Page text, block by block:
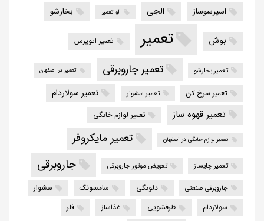
اسپرسوساز الجی الو تعمیر بخارشو
بوش تعمیر تعمیر اتوپرس
تعمیر بخارشو تعمیر جاروبرقی تعمیر در اصفهان
تعمیر سرخ کن تعمیر سشوار تعمیر سولاردام
تعمیر قهوه ساز تعمیر لوازم خانگی
تعمیر لوازم خانگی در اصفهان تعمیر مایکروفر
تعمیر چایساز تعویض موتور جاروبرقی جاروبرقی
جاروبرقی صنعتی دلونگی سامسونگ
سشوار
سولاردام
ظرفشویی غذاساز فلر